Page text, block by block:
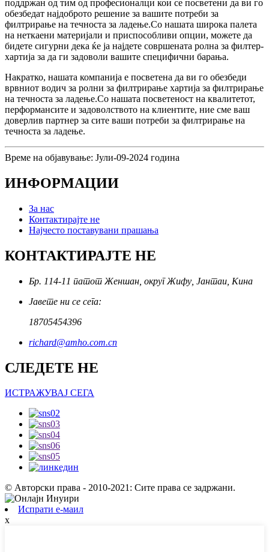
поддржан од тим од професионалци кои се посветени да ви го
обезбедат најдоброто решение за вашите потреби за
филтрирање на течноста за ладење.Со нашата широка палета
на неткаени материјали и приспособливи опции, можете да
бидете сигурни дека ќе ја најдете совршената ролна за филтер-
хартија за да ги задоволи вашите специфични барања.
Накратко, нашата компанија е посветена да ви го обезбеди
врвниот водич за ролни за филтрирање хартија за филтрирање
на течноста за ладење.Со нашата посветеност на квалитетот,
перформансите и задоволството на клиентите, ние сме ваш
доверлив партнер за сите ваши потреби за филтрирање на
течноста за ладење.
Време на објавување: Јули-09-2024 година
ИНФОРМАЦИИ
За нас
Контактирајте не
Најчесто поставувани прашања
КОНТАКТИРАЈТЕ НЕ
Бр. 114-11 патот Женшан, округ Жифу, Јантаи, Кина
Јавете ни се сега:
18705454396
richard@amho.com.cn
СЛЕДЕТЕ НЕ
ИСТРАЖУВАЈ СЕГА
© Авторски права - 2010-2021: Сите права се задржани.
Испрати е-маил
x